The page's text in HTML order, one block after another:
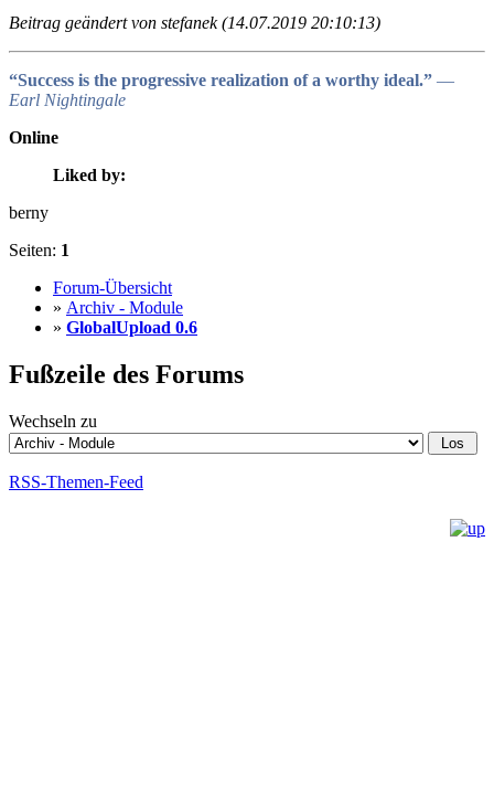
Beitrag geändert von stefanek (14.07.2019 20:10:13)
“Success is the progressive realization of a worthy ideal.” ―
Earl Nightingale
Online
Liked by:
berny
Seiten: 1
Forum-Übersicht
» Archiv - Module
» GlobalUpload 0.6
Fußzeile des Forums
Wechseln zu
RSS-Themen-Feed